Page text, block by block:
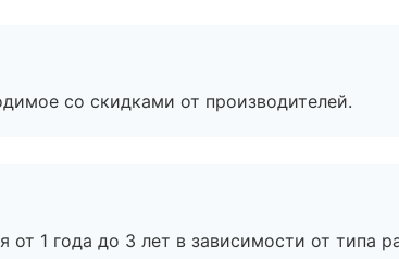
со скидками от производителей.
от 1 года до 3 лет в зависимости от типа